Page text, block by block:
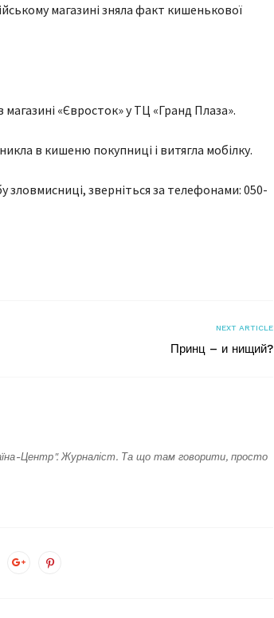
магазині зняла факт кишенькової
«Євросток» у ТЦ «Гранд Плаза».
в кишеню покупниці і витягла мобілку.
зверніться за телефонами: 050-
NEXT ARTICLE
Принц – и нищий?
Центр". Журналіст. Та що там говорити, просто